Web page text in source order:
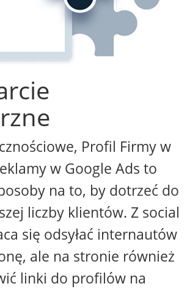
Profil Firmy w
w Google Ads to
na to, by dotrzeć do
liczby klientów. Z social
się odsyłać internautów
ale na stronie również
linki do profilów na